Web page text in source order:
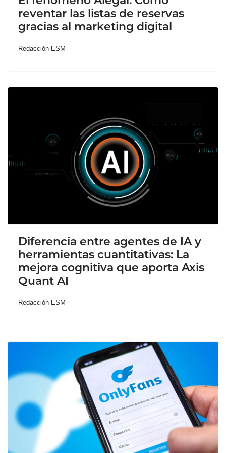
reventar las listas de reservas
gracias al marketing digital
Redacción ESM
Diferencia entre agentes de IA y
herramientas cuantitativas: La
mejora cognitiva que aporta Axis
Quant AI
Redacción ESM